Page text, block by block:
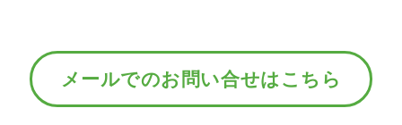
メールでのお問い合せはこちら